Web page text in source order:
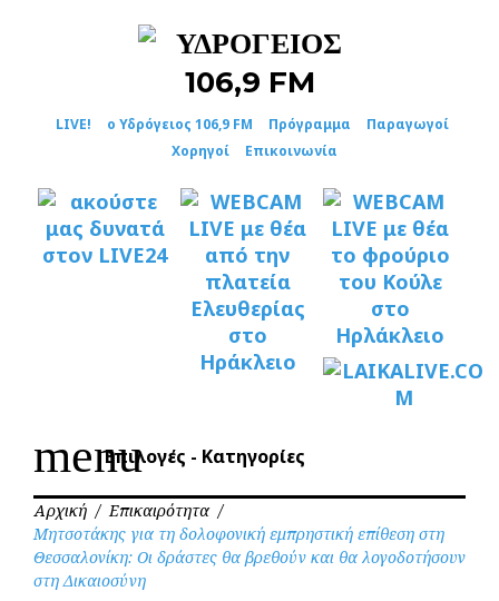
LIVE! ο Υδρόγειος 106,9 FM Πρόγραμμα
Παραγωγοί
Χορηγοί
Επικοινωνία
menuΕπιλογές - Κατηγορίες
Αρχική / Επικαιρότητα /
Μητσοτάκης για τη δολοφονική εμπρηστική επίθεση στη
Θεσσαλονίκη: Οι δράστες θα βρεθούν και θα λογοδοτήσουν
στη Δικαιοσύνη